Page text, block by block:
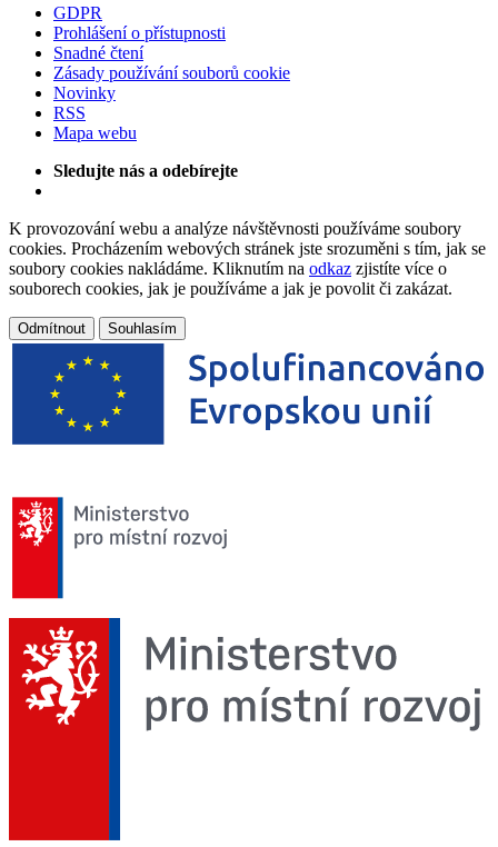
GDPR
Prohlášení o přístupnosti
Snadné čtení
Zásady používání souborů cookie
Novinky
RSS
Mapa webu
Sledujte nás a odebírejte
K provozování webu a analýze návštěvnosti používáme soubory
cookies. Procházením webových stránek jste srozuměni s tím, jak se
soubory cookies nakládáme. Kliknutím na odkaz zjistíte více o
souborech cookies, jak je používáme a jak je povolit či zakázat.
Odmítnout Souhlasím